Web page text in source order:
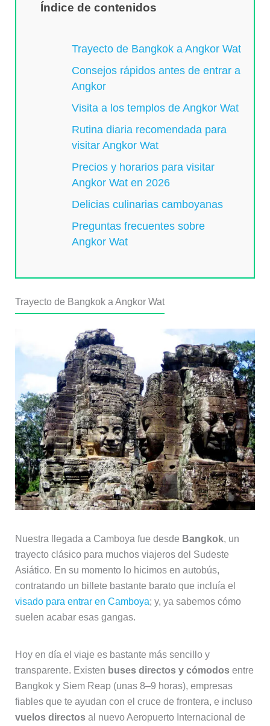
Índice de contenidos
Trayecto de Bangkok a Angkor Wat
Consejos rápidos antes de entrar a
Angkor
Visita a los templos de Angkor Wat
Rutina diaria recomendada para
visitar Angkor Wat
Precios y horarios para visitar
Angkor Wat en 2026
Delicias culinarias camboyanas
Preguntas frecuentes sobre
Angkor Wat
Trayecto de Bangkok a Angkor Wat
Nuestra llegada a Camboya fue desde Bangkok, un
trayecto clásico para muchos viajeros del Sudeste
Asiático. En su momento lo hicimos en autobús,
contratando un billete bastante barato que incluía el
visado para entrar en Camboya; y, ya sabemos cómo
suelen acabar esas gangas.
Hoy en día el viaje es bastante más sencillo y
transparente. Existen buses directos y cómodosentre
Bangkok y Siem Reap (unas 8–9 horas), empresas
fiables que te ayudan con el cruce de frontera, e incluso
vuelos directosal nuevo Aeropuerto Internacional de